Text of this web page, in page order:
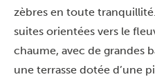
zèbres en toute
suites orientées vers le
chaume, avec de grandes
une terrasse dotée d’une